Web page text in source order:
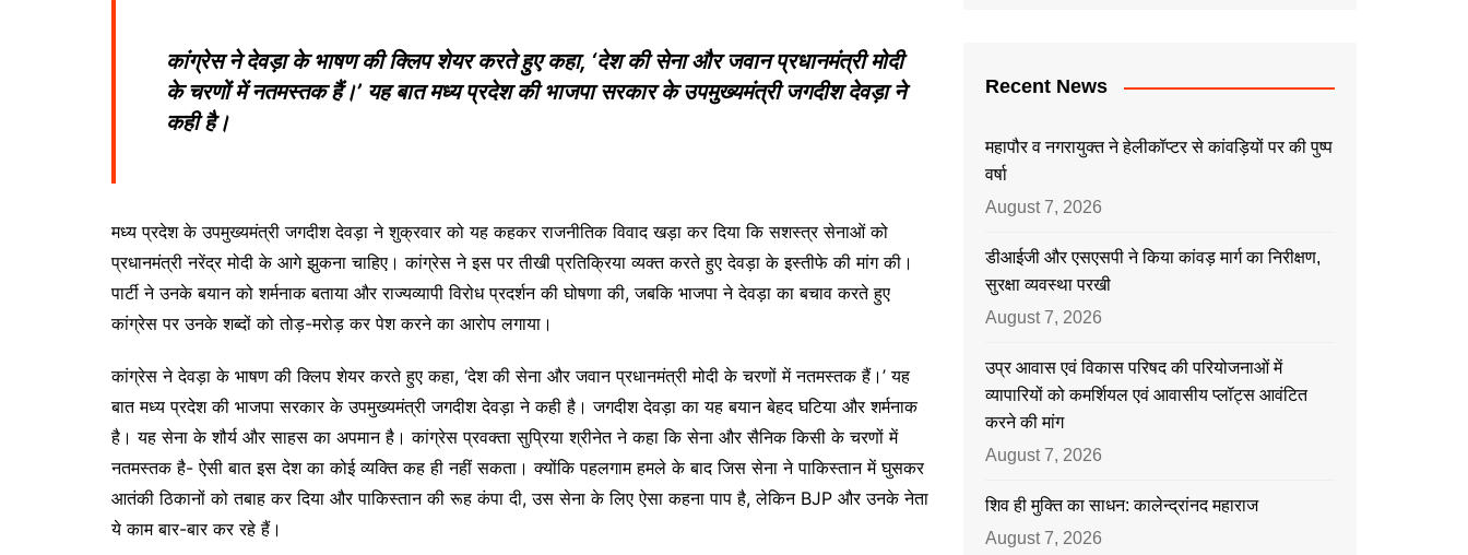
कांग्रेस ने देवड़ा के भाषण की क्लिप शेयर करते हुए कहा, ‘देश की सेना और जवान प्रधानमंत्री मोदी
के चरणों में नतमस्तक हैं।’ यह बात मध्य प्रदेश की भाजपा सरकार के उपमुख्यमंत्री जगदीश देवड़ा ने
कही है।
मध्य प्रदेश के उपमुख्यमंत्री जगदीश देवड़ा ने शुक्रवार को यह कहकर राजनीतिक विवाद खड़ा कर दिया कि सशस्त्र सेनाओं को
प्रधानमंत्री नरेंद्र मोदी के आगे झुकना चाहिए। कांग्रेस ने इस पर तीखी प्रतिक्रिया व्यक्त करते हुए देवड़ा के इस्तीफे की मांग की।
पार्टी ने उनके बयान को शर्मनाक बताया और राज्यव्यापी विरोध प्रदर्शन की घोषणा की, जबकि भाजपा ने देवड़ा का बचाव करते हुए
कांग्रेस पर उनके शब्दों को तोड़-मरोड़ कर पेश करने का आरोप लगाया।
कांग्रेस ने देवड़ा के भाषण की क्लिप शेयर करते हुए कहा, ‘देश की सेना और जवान प्रधानमंत्री मोदी के चरणों में नतमस्तक हैं।’ यह
बात मध्य प्रदेश की भाजपा सरकार के उपमुख्यमंत्री जगदीश देवड़ा ने कही है। जगदीश देवड़ा का यह बयान बेहद घटिया और शर्मनाक
है। यह सेना के शौर्य और साहस का अपमान है। कांग्रेस प्रवक्ता सुप्रिया श्रीनेत ने कहा कि सेना और सैनिक किसी के चरणों में
नतमस्तक है- ऐसी बात इस देश का कोई व्यक्ति कह ही नहीं सकता। क्योंकि पहलगाम हमले के बाद जिस सेना ने पाकिस्तान में घुसकर
आतंकी ठिकानों को तबाह कर दिया और पाकिस्तान की रूह कंपा दी, उस सेना के लिए ऐसा कहना पाप है, लेकिन BJP और उनके नेता
ये काम बार-बार कर रहे हैं।
Recent News
महापौर व नगरायुक्त ने हेलीकॉप्टर से कांवड़ियों पर की पुष्प
वर्षा
August 7, 2026
डीआईजी और एसएसपी ने किया कांवड़ मार्ग का निरीक्षण,
सुरक्षा व्यवस्था परखी
August 7, 2026
उप्र आवास एवं विकास परिषद की परियोजनाओं में
व्यापारियों को कमर्शियल एवं आवासीय प्लॉट्स आवंटित
करने की मांग
August 7, 2026
शिव ही मुक्ति का साधन: कालेन्द्रांनद महाराज
August 7, 2026